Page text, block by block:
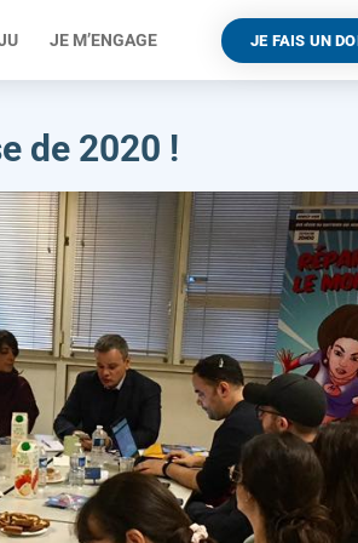
JE M’ENGAGE JE FAIS UN
de 2020 !